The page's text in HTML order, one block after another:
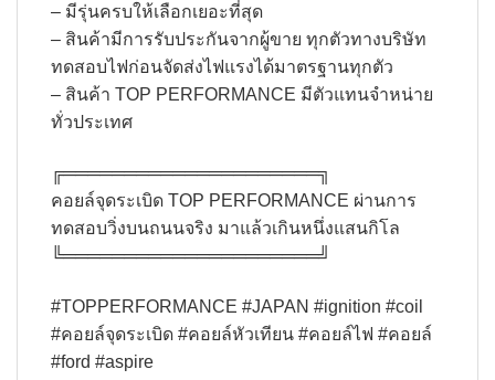
– มีรุ่นครบให้เลือกเยอะที่สุด
– สินค้ามีการรับประกันจากผู้ขาย ทุกตัวทางบริษัท
ทดสอบไฟก่อนจัดส่งไฟแรงได้มาตรฐานทุกตัว
– สินค้า TOP PERFORMANCE มีตัวแทนจำหน่าย
ทั่วประเทศ
╔═════════════════════╗​
คอยล์จุดระเบิด TOP PERFORMANCE ผ่านการ
ทดสอบวิ่งบนถนนจริง มาแล้วเกินหนึ่งแสนกิโล
╚═════════════════════╝
#TOPPERFORMANCE #JAPAN #ignition #coil
#คอยล์จุดระเบิด #คอยล์หัวเทียน #คอยล์ไฟ #คอยล์
#ford #aspire